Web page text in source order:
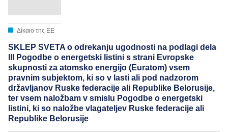
Δίκαιο της ΕΕ
SKLEP SVETA o odrekanju ugodnosti na podlagi dela
III Pogodbe o energetski listini s strani Evropske
skupnosti za atomsko energijo (Euratom) vsem
pravnim subjektom, ki so v lasti ali pod nadzorom
državljanov Ruske federacije ali Republike Belorusije,
ter vsem naložbam v smislu Pogodbe o energetski
listini, ki so naložbe vlagateljev Ruske federacije ali
Republike Belorusije